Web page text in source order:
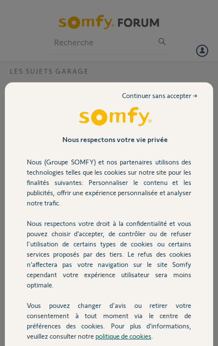
Volet
Sécurité
Domotique
Chauffage
Autres produits
Devis avec un pro
Contact
LES SUJETS GARAGE
Connection antenne 2400472 sur un
Bonjour,
Conformément à la
notice de mon moteur
une antenne ref 2400472
sans connecteur et mon
moteur ne dispose pas
d'un bornier à vis mais d'un système à broche (cf photo
emplacement antenne à coté du bornier orange). Comment doit on
Merci, pour votre aide
Cordialement
Frederic R.
il y a presque 4 ans
Participer au fil de discussion
Réponses
Nous respectons votre vie privée
Nous (Groupe SOMFY) et nos partenaires utilisons des
technologies telles que les cookies sur notre site pour les
finalités suivantes: Personnaliser le contenu et les
publicités, offrir une expérience personnalisée et analyser
notre trafic.
Nous respectons votre droit à la confidentialité et vous
pouvez choisir d’accepter, de contrôler ou de refuser
l'utilisation de certains types de cookies ou certains
services proposés par des tiers. Le refus des cookies
n’affectera pas votre navigation sur le site Somfy
cependant votre expérience utilisateur sera moins
optimale.
Vous pouvez changer d'avis ou retirer votre
consentement à tout moment via le centre de
préférences des cookies. Pour plus d’informations,
veuillez consulter notre politique de cookies
Continuer sans accepter →